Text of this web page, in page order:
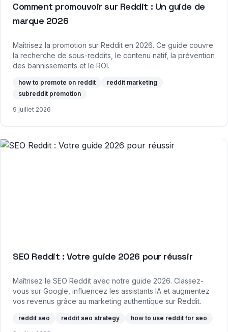
Comment promouvoir sur Reddit : Un guide de
marque 2026
Maîtrisez la promotion sur Reddit en 2026. Ce guide couvre
la recherche de sous-reddits, le contenu natif, la prévention
des bannissements et le ROI.
how to promote on reddit
reddit marketing
subreddit promotion
9 juillet 2026
SEO Reddit : Votre guide 2026 pour réussir
Maîtrisez le SEO Reddit avec notre guide 2026. Classez-
vous sur Google, influencez les assistants IA et augmentez
vos revenus grâce au marketing authentique sur Reddit.
reddit seo reddit seo strategy how to use reddit for seo